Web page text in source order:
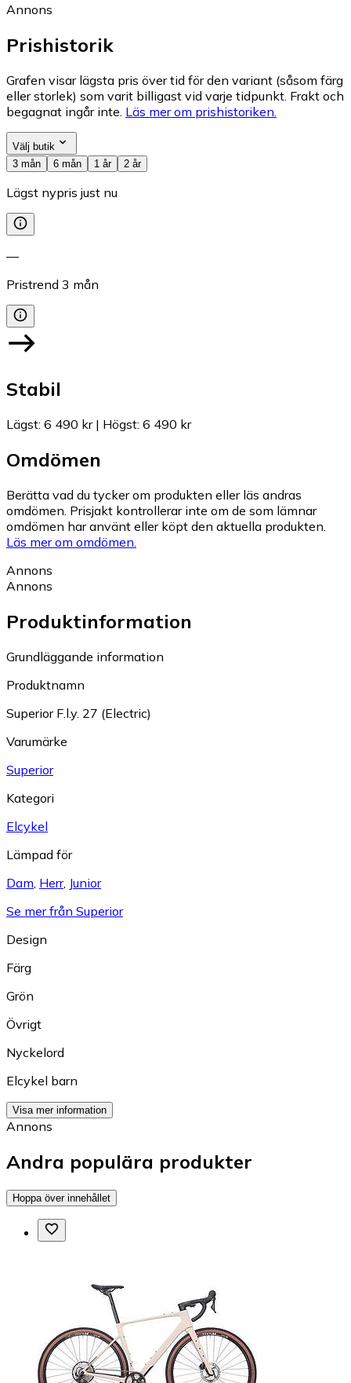
Annons
Prishistorik
Grafen visar lägsta pris över tid för den variant (såsom färg
eller storlek) som varit billigast vid varje tidpunkt. Frakt och
begagnat ingår inte. Läs mer om prishistoriken.
Välj butik
3 mån
6 mån 1 år 2 år
Lägst nypris just nu
—
Pristrend 3 mån
Stabil
Lägst: 6 490 kr| Högst: 6 490 kr
Omdömen
Berätta vad du tycker om produkten eller läs andras
omdömen. Prisjakt kontrollerar inte om de som lämnar
omdömen har använt eller köpt den aktuella produkten.
Läs mer om omdömen.
Annons
Annons
Produktinformation
Grundläggande information
Produktnamn
Superior F.l.y. 27 (Electric)
Varumärke
Superior
Kategori
Elcykel
Lämpad för
Dam Herr, Junior
Se mer från Superior
Design
Färg
Grön
Övrigt
Nyckelord
Elcykel barn
Visa mer information
Annons
Andra populära produkter
Hoppa över innehållet